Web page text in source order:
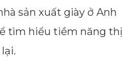
sản xuất giày ở Anh
tìm hiểu tiềm năng thị